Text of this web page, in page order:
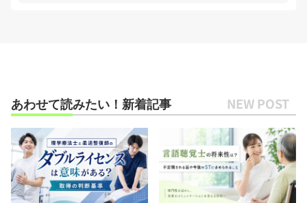
あわせて読みたい！新着記事